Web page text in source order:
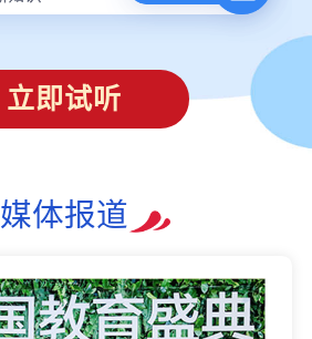
立即试听
媒体报道